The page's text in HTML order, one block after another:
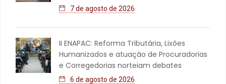
7 de agosto de 2026
II ENAPAC: Reforma Tributária, Lixões
Humanizados e atuação de Procuradorias
e Corregedorias norteiam debates
6 de agosto de 2026